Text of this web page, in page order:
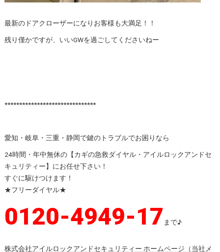
最新のドアクローザーになりお客様も大満足！！
残り僅かですが、いいGWを過ごしてくださいねー
*******************************
愛知・岐阜・三重・静岡で鍵のトラブルでお困りなら
24時間・年中無休の【カギの急救ダイヤル・アイルロックアンドセ
キュリティー】にお任せ下さい！
すぐに駆けつけます！
★フリーダイヤル★
0120-4949-17 まで♪
株式会社アイルロックアンドセキュリティー ホームページ（当社メ